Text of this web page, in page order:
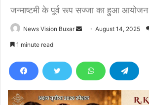
जन्माष्टमी के पूर्व रूप सज्जा का हुआ आयोजन
News Vision Buxar
d
e
August 14, 2025
1 minute read